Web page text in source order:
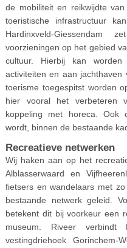
de mobiliteit en reikwijdte
toeristische infrastructuur
Hardinxveld-
voorzieningen op het gebied
cultuur. Hierbij kan
activiteiten en aan jachthaven
toerisme toegespitst worden
hier vooral het verbeteren
koppeling met horeca. Ook
wordt, binnen de bestaande
Recreatieve netwerken
Wij haken aan op het
Alblasserwaard en
fietsers en wandelaars met
bestaande netwerk geleid.
betekent dit bij voorkeur een
museum. Riveer verbindt
vestingdriehoek Gorinchem-